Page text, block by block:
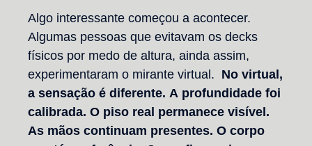
Algo interessante começou a acontecer.
Algumas pessoas que evitavam os decks
físicos por medo de altura, ainda assim,
experimentaram o mirante virtual. No virtual,
a sensação é diferente. A profundidade foi
calibrada. O piso real permanece visível.
As mãos continuam presentes. O corpo